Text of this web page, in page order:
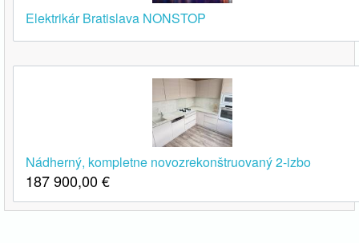
Elektrikár Bratislava NONSTOP
Nádherný, kompletne novozrekonštruovaný 2-izbo
187 900,00€